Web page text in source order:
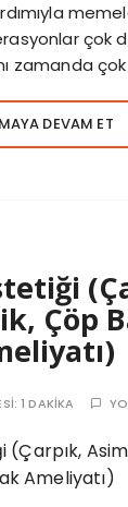
çok
zamanda çok
DEVAM ET
Çöp
1 DAKIKA